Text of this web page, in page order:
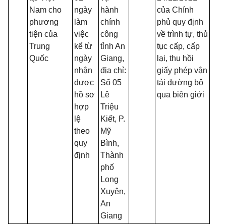
Nam cho
phương
tiện của
Trung
Quốc
ngày
làm
việc
kể từ
ngày
nhận
được
hồ sơ
hợp
lệ
theo
quy
định
hành
chính
công
tỉnh An
Giang,
địa chỉ:
Số 05
Lê
Triệu
Kiết, P.
Mỹ
Bình,
Thành
phố
Long
Xuyên,
An
Giang
của Chính
phủ quy định
về trình tự, thủ
tục cấp, cấp
lại, thu hồi
giấy phép vận
tải đường bộ
qua biên giới